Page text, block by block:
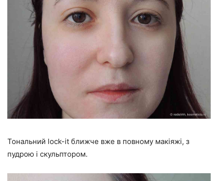
Тональний lock-it ближче вже в повному макіяжі, з
пудрою і скульптором.